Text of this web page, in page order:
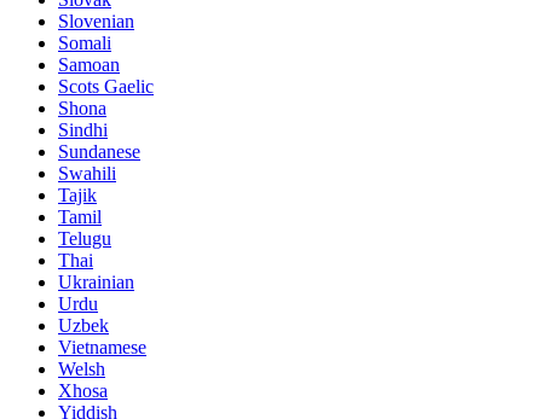
Slovenian
Somali
Samoan
Scots Gaelic
Shona
Sindhi
Sundanese
Swahili
Tajik
Tamil
Telugu
Thai
Ukrainian
Urdu
Uzbek
Vietnamese
Welsh
Xhosa
Yiddish